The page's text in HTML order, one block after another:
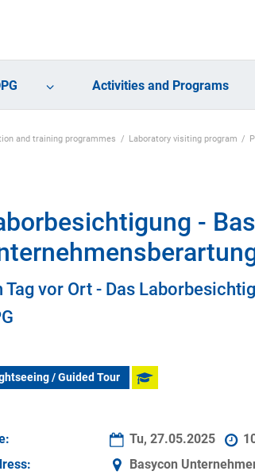
Activities and Programs
and training programmes Laboratory visiting program
-
Tag vor Ort - Das
/ Guided Tour
Tu, 27.05.2025
Basycon